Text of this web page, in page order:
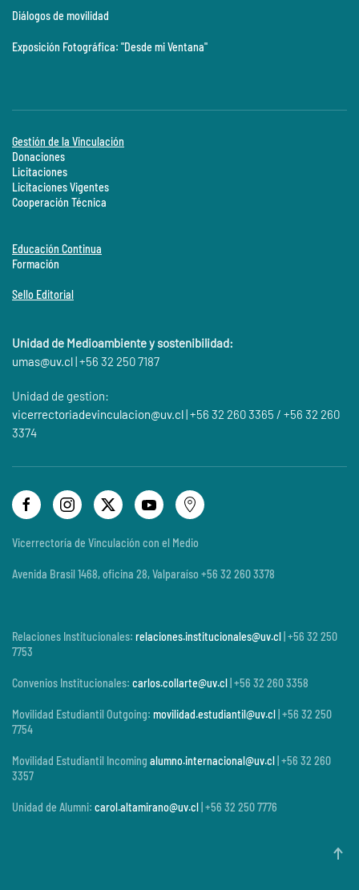
Diálogos de movilidad
Exposición Fotográfica: "Desde mi Ventana"
Gestión de la Vinculación
Donaciones
Licitaciones
Licitaciones Vigentes
Cooperación Técnica
Educación Continua
Formación
Sello Editorial
Unidad de Medioambiente y sostenibilidad:
umas@uv.cl| +56 32 250 7187
Unidad de gestion:
vicerrectoriadevinculacion@uv.cl| +56 32 260 3365 / +56 32 260
3374
Vicerrectoría de Vinculación con el Medio
Avenida Brasil 1468, oficina 28, Valparaíso +56 32 260 3378
Relaciones Institucionales: relaciones.institucionales@uv.cl | +56 32 250
7753
Convenios Institucionales: carlos.collarte@uv.cl | +56 32 260 3358
Movilidad Estudiantil Outgoing: movilidad.estudiantil@uv.cl | +56 32 250
7754
Movilidad Estudiantil Incoming alumno.internacional@uv.cl | +56 32 260
3357
Unidad de Alumni: carol.altamirano@uv.cl | +56 32 250 7776